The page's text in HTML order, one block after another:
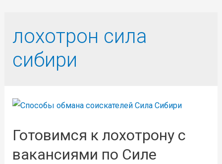
лохотрон сила
сибири
Готовимся к лохотрону с
вакансиями по Силе